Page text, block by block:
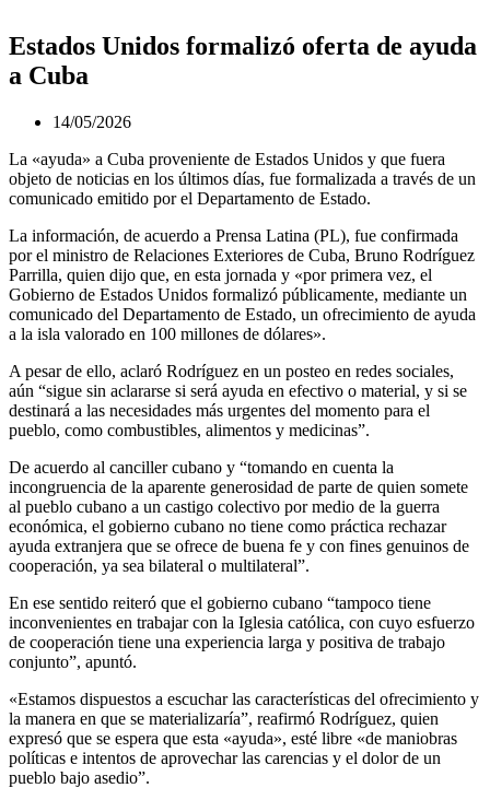
Estados Unidos formalizó oferta de ayuda
a Cuba
14/05/2026
La «ayuda» a Cuba proveniente de Estados Unidos y que fuera
objeto de noticias en los últimos días, fue formalizada a través de un
comunicado emitido por el Departamento de Estado.
La información, de acuerdo a Prensa Latina (PL), fue confirmada
por el ministro de Relaciones Exteriores de Cuba, Bruno Rodríguez
Parrilla, quien dijo que, en esta jornada y «por primera vez, el
Gobierno de Estados Unidos formalizó públicamente, mediante un
comunicado del Departamento de Estado, un ofrecimiento de ayuda
a la isla valorado en 100 millones de dólares».
A pesar de ello, aclaró Rodríguez en un posteo en redes sociales,
aún “sigue sin aclararse si será ayuda en efectivo o material, y si se
destinará a las necesidades más urgentes del momento para el
pueblo, como combustibles, alimentos y medicinas”.
De acuerdo al canciller cubano y “tomando en cuenta la
incongruencia de la aparente generosidad de parte de quien somete
al pueblo cubano a un castigo colectivo por medio de la guerra
económica, el gobierno cubano no tiene como práctica rechazar
ayuda extranjera que se ofrece de buena fe y con fines genuinos de
cooperación, ya sea bilateral o multilateral”.
En ese sentido reiteró que el gobierno cubano “tampoco tiene
inconvenientes en trabajar con la Iglesia católica, con cuyo esfuerzo
de cooperación tiene una experiencia larga y positiva de trabajo
conjunto”, apuntó.
«Estamos dispuestos a escuchar las características del ofrecimiento y
la manera en que se materializaría”, reafirmó Rodríguez, quien
expresó que se espera que esta «ayuda», esté libre «de maniobras
políticas e intentos de aprovechar las carencias y el dolor de un
pueblo bajo asedio”.